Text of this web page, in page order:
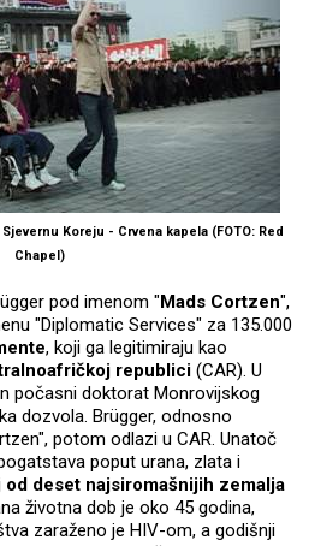
Koreju - Crvena kapela (FOTO: Red
Chapel)
pod imenom "Mads Cortzen",
"Diplomatic Services" za 135.000
, koji ga legitimiraju kao
republici (CAR). U
počasni doktorat Monrovijskog
dozvola. Brügger, odnosno
potom odlazi u CAR. Unatoč
poput urana, zlata i
od deset najsiromašnijih zemalja
životna dob je oko 45 godina,
zaraženo je HIV-om, a godišnji